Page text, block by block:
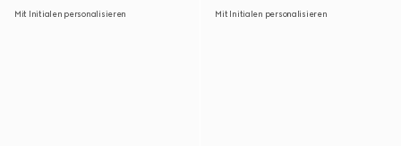
Mit Initialen personalisieren Mit Initialen personalisieren